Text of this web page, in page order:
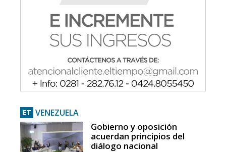
ET VENEZUELA
Gobierno y oposición
acuerdan principios del
diálogo nacional